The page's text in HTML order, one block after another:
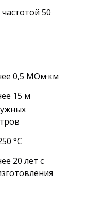
50
0,5 МОм·км
15 м
°C
20 лет с